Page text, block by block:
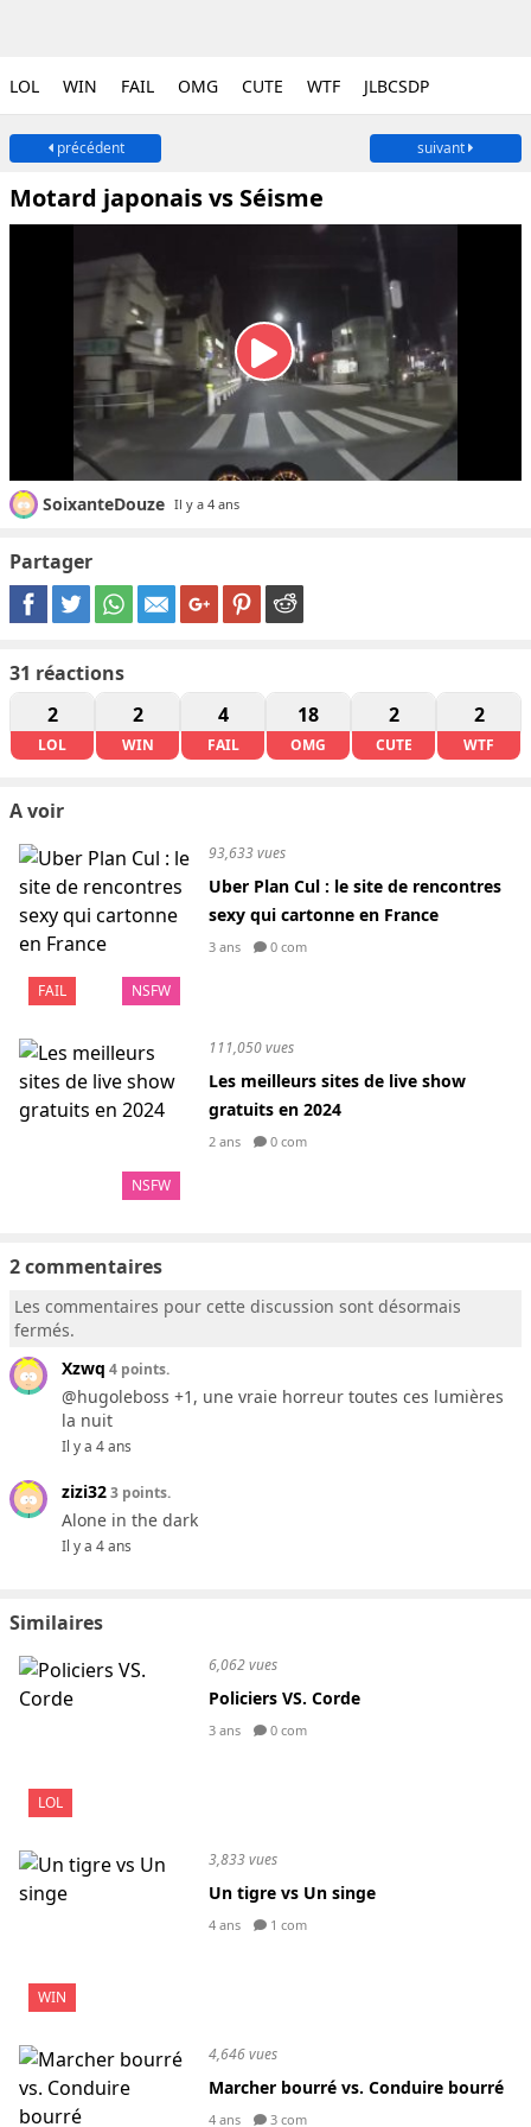
LOL WIN FAIL OMG CUTE WTF JLBCSDP
précédent suivant
Motard japonais vs Séisme
SoixanteDouze Il y a 4 ans
Partager
31 réactions
2
LOL
2
WIN
4
FAIL
18
OMG
2
CUTE
2
WTF
A voir
FAIL NSFW
93,633 vues
Uber Plan Cul : le site de rencontres
sexy qui cartonne en France
3 ans 0 com
NSFW
111,050 vues
Les meilleurs sites de live show
gratuits en 2024
2 ans 0 com
2 commentaires
Les commentaires pour cette discussion sont désormais
fermés.
Xzwq 4 points.
@hugoleboss +1, une vraie horreur toutes ces lumières
la nuit
Il y a 4 ans
zizi323 points.
Alone in the dark
Il y a 4 ans
Similaires
LOL
6,062 vues
Policiers VS. Corde
3 ans 0 com
WIN
3,833 vues
Un tigre vs Un singe
4 ans 1 com
4,646 vues
Marcher bourré vs. Conduire bourré
4 ans 3 com